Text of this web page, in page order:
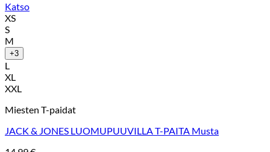
Katso
XS
S
M
+3
L
XL
XXL
Miesten T-paidat
JACK & JONES LUOMUPUUVILLA T-PAITA Musta